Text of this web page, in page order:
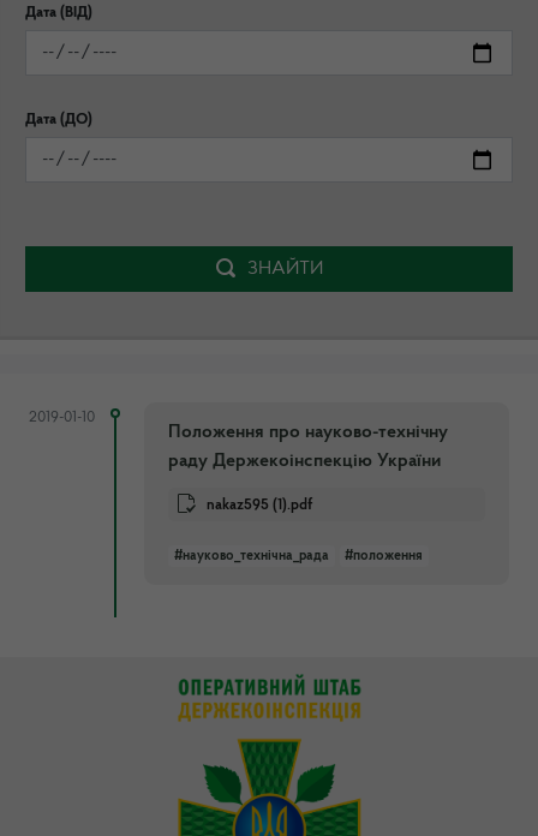
Дата (ВІД)
Дата (ДО)
ЗНАЙТИ
2019-01-10
Положення про науково-технічну
раду Держекоінспекцію України
nakaz595 (1).pdf
#науково_технічна_рада #положення